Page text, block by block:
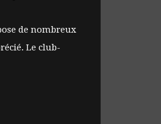
de nombreux
Le club-